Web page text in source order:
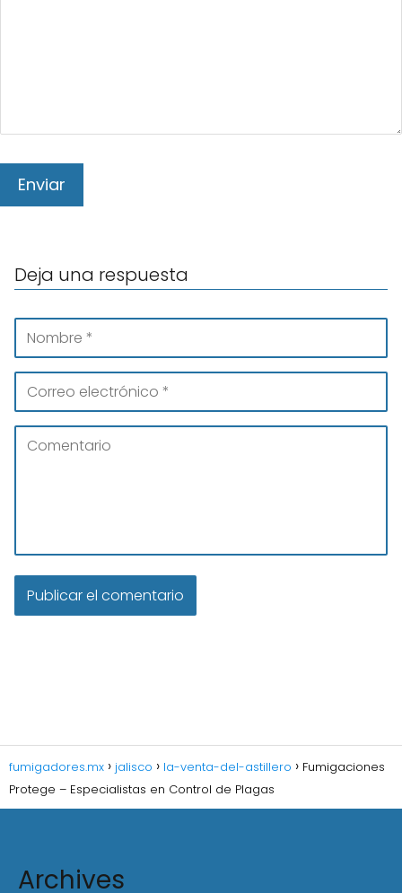
Deja una respuesta
fumigadores.mx jalisco la-venta-del-astillero
Fumigaciones
Protege – Especialistas en Control de Plagas
Archives